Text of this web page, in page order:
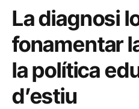
La diagnosi
fonamentar
la política
d’estiu